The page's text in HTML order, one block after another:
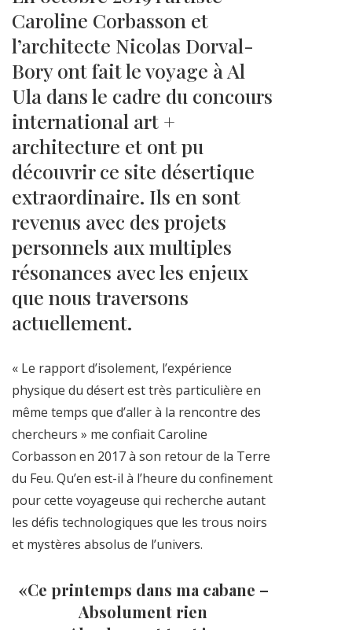
Caroline Corbasson et
l’architecte Nicolas Dorval-
Bory ont fait le voyage à Al
Ula dans le cadre du concours
international art +
architecture et ont pu
découvrir ce site désertique
extraordinaire. Ils en sont
revenus avec des projets
personnels aux multiples
résonances avec les enjeux
que nous traversons
actuellement.
« Le rapport d’isolement, l’expérience
physique du désert est très particulière en
même temps que d’aller à la rencontre des
chercheurs » me confiait Caroline
Corbasson en 2017 à son retour de la Terre
du Feu. Qu’en est-il à l’heure du confinement
pour cette voyageuse qui recherche autant
les défis technologiques que les trous noirs
et mystères absolus de l’univers.
«Ce printemps dans ma cabane –
Absolument rien